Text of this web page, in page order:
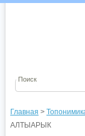
Главная >
АЛТЫАРЫК